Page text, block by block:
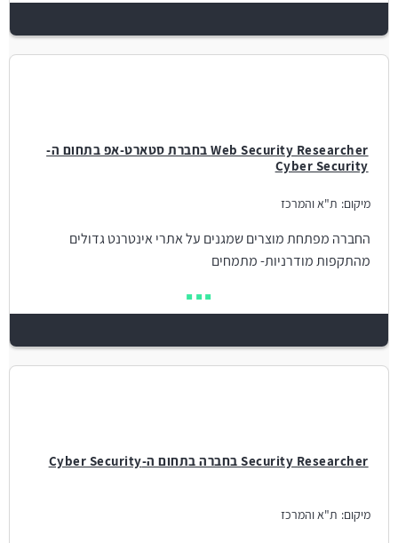
Web Security Researcher בחברת סטארט-אפ בתחום ה-
Cyber Security
מיקום: ת"א והמרכז
החברה מפתחת מוצרים שמגנים על אתרי אינטרנט גדולים
מהתקפות מודרניות- מתמחים
Security Researcher בחברה בתחום ה-Cyber Security
מיקום: ת"א והמרכז